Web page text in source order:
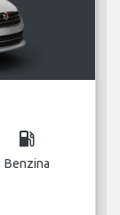
local_gas_station
Benzina